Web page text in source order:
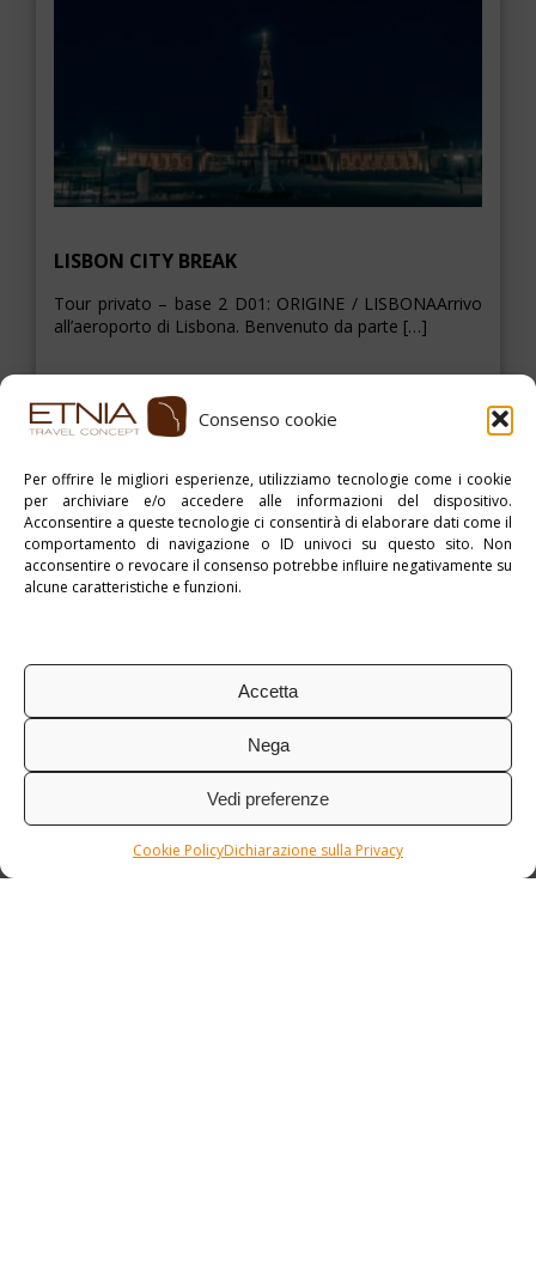
Consenso cookie
Per offrire le migliori esperienze, utilizziamo tecnologie come i cookie
per archiviare e/o accedere alle informazioni del dispositivo.
Acconsentire a queste tecnologie ci consentirà di elaborare dati come il
comportamento di navigazione o ID univoci su questo sito. Non
acconsentire o revocare il consenso potrebbe influire negativamente su
alcune caratteristiche e funzioni.
Accetta
Nega
Vedi preferenze
Cookie PolicyDichiarazione sulla Privacy
LISBON CITY BREAK
Tour privato – base 2 D01: ORIGINE / LISBONAArrivo
all’aeroporto di Lisbona. Benvenuto da parte […]
> >